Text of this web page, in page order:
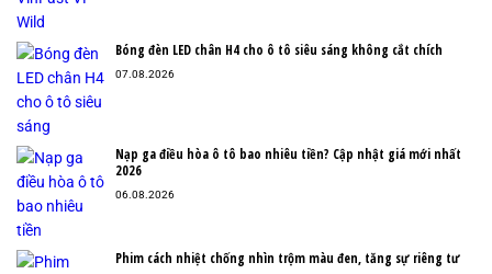
Bóng đèn LED chân H4 cho ô tô siêu sáng không cắt chích
07.08.2026
Nạp ga điều hòa ô tô bao nhiêu tiền? Cập nhật giá mới nhất
2026
06.08.2026
Phim cách nhiệt chống nhìn trộm màu đen, tăng sự riêng tư